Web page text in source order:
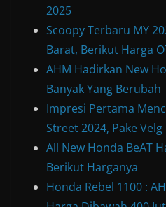
2025
Scoopy Terbaru MY
Barat, Berikut Harga
AHM Hadirkan New
Banyak Yang Berubah
Impresi Pertama
Street 2024, Pake Velg
All New Honda BeAT
Berikut Harganya
Honda Rebel 1100 :